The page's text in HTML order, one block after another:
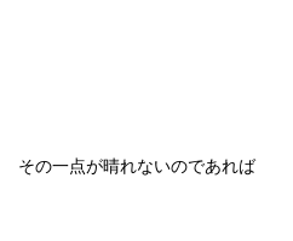
その一点が晴れないのであれば